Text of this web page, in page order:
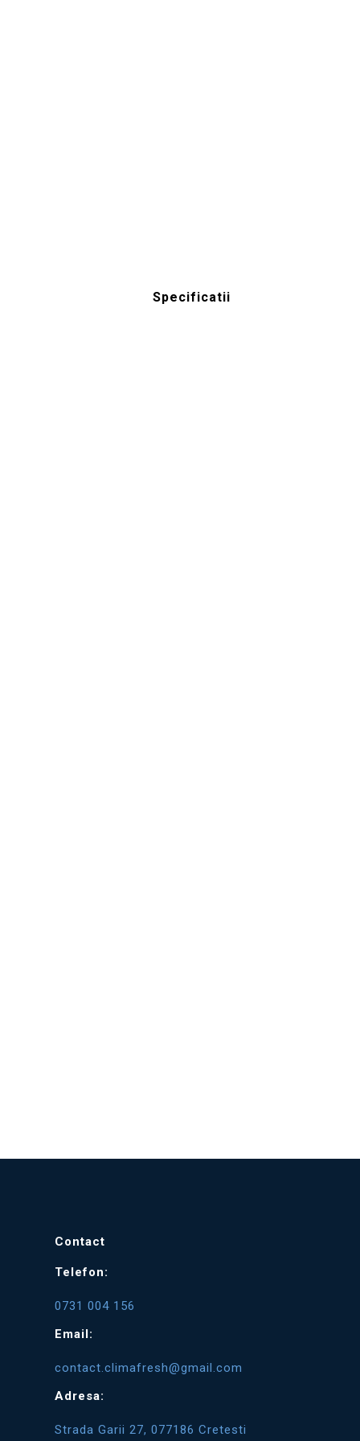
Specificatii
Contact
Telefon:
0731 004 156
Email:
contact.climafresh@gmail.com
Adresa:
Strada Garii 27, 077186 Cretesti